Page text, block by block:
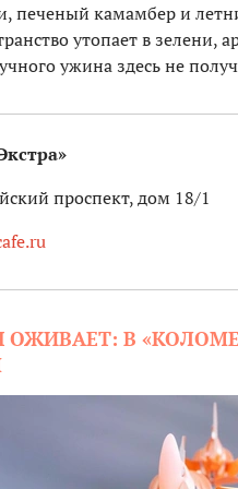
печеный камамбер и
утопает в зелени,
ужина здесь не
проспект, дом 18/1
ОЖИВАЕТ: В